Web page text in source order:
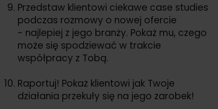
Przedstaw klientowi ciekawe case studies
podczas rozmowy o nowej ofercie
- najlepiej z jego branży. Pokaż mu, czego
może się spodziewać w trakcie
współpracy z Tobą.
Raportuj! Pokaż klientowi jak Twoje
działania przekuły się na jego zarobek!